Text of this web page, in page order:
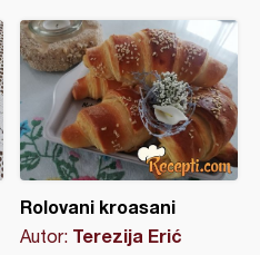
Rolovani kroasani
Autor: Terezija Erić